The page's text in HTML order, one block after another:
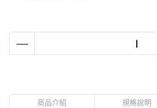
商品介紹 規格說明